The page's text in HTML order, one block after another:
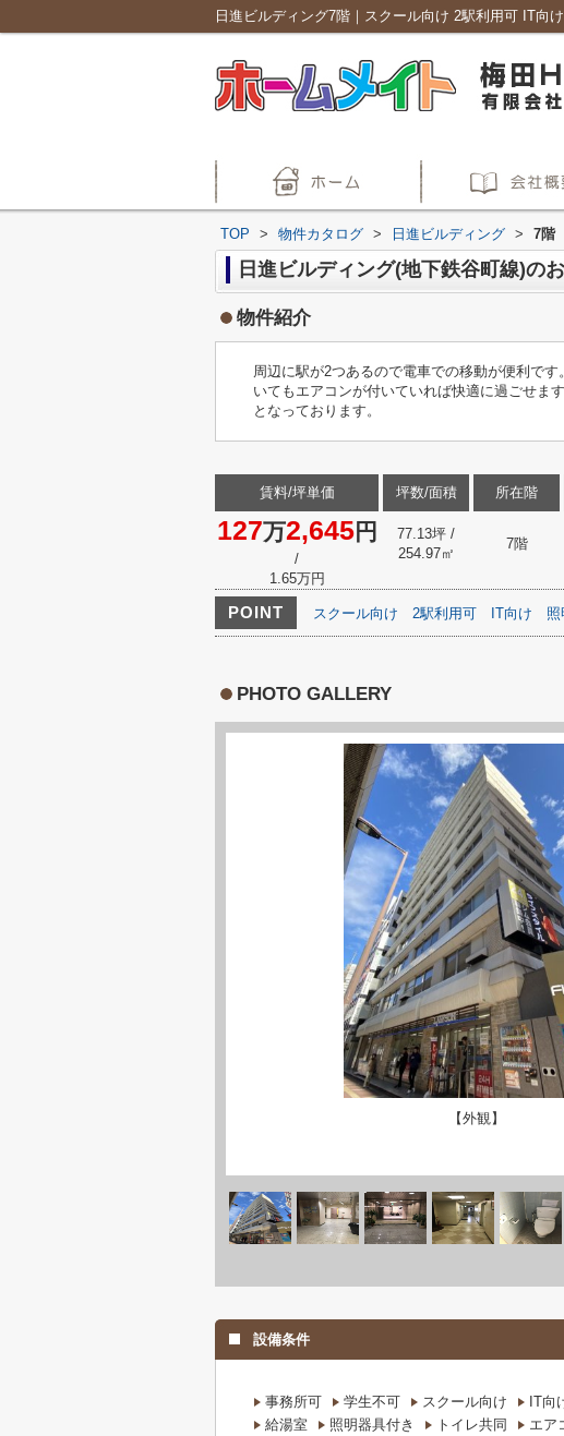
TOP > 物件カタログ > 日進ビルディング > 7階
日進ビルディング(地下鉄谷町線)の
物件紹介
周辺に駅が2つあるので電車での移動が便利で
いてもエアコンが付いていれば快適に過ごせま
となっております。
賃料/坪単価
127万2,645円
/
1.65万円
坪数/面積
77.13坪 /
254.97㎡
所在階
7階
POINT スクール向け 2駅利用可 IT向け 照
PHOTO GALLERY
【外観】
設備条件
事務所可 学生不可 スクール向け IT向
給湯室
照明器具付き トイレ共同 エア